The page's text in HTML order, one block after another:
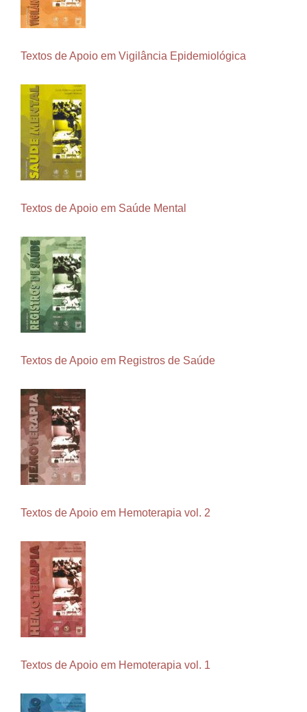
Textos de Apoio em Vigilância Epidemiológica
Textos de Apoio em Saúde Mental
Textos de Apoio em Registros de Saúde
Textos de Apoio em Hemoterapia vol. 2
Textos de Apoio em Hemoterapia vol. 1